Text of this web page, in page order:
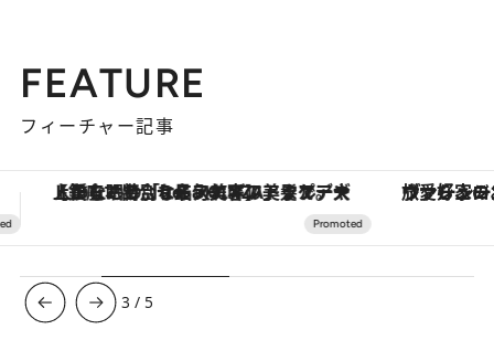
FEATURE
フィーチャー記事
ヴァシュロン・コンスタンタン「オーヴァーシーズ・オートマティック」。旅愛好家のお気に入りコレクションから、ジェンダーレスな新作が登場 【夏限定ディナーコース】旬を
3 / 5